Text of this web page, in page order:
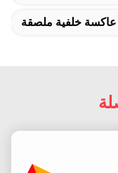
عاكسة خلفية ملصقة